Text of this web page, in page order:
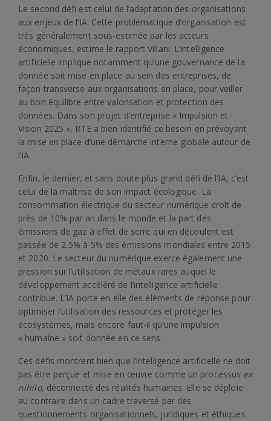
Le second défi est celui de l’adaptation des organisations
aux enjeux de l’IA. Cette problématique d’organisation est
très généralement sous-estimée par les acteurs
économiques, estime le rapport Villani. L’intelligence
artificielle implique notamment qu’une gouvernance de la
donnée soit mise en place au sein des entreprises, de
façon transverse aux organisations en place, pour veiller
au bon équilibre entre valorisation et protection des
données. Dans son projet d’entreprise « Impulsion et
Vision 2025 », RTE a bien identifié ce besoin en prévoyant
la mise en place d’une démarche interne globale autour de
l’IA.
Enfin, le dernier, et sans doute plus grand défi de l’IA, c’est
celui de la maîtrise de son impact écologique. La
consommation électrique du secteur numérique croît de
près de 10% par an dans le monde et la part des
émissions de gaz à effet de serre qui en découlent est
passée de 2,5% à 5% des émissions mondiales entre 2015
et 2020. Le secteur du numérique exerce également une
pression sur l’utilisation de métaux rares auquel le
développement accéléré de l’intelligence artificielle
contribue. L’IA porte en elle des éléments de réponse pour
optimiser l’utilisation des ressources et protéger les
écosystèmes, mais encore faut-il qu’une impulsion
« humaine » soit donnée en ce sens.
Ces défis montrent bien que l’intelligence artificielle ne doit
pas être perçue et mise en œuvre comme un processus ex
nihilo, déconnecté des réalités humaines. Elle se déploie
au contraire dans un cadre traversé par des
questionnements organisationnels, juridiques et éthiques